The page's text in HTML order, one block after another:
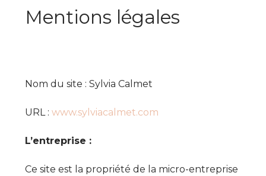
Mentions légales
Nom du site : Sylvia Calmet
URL : www.sylviacalmet.com
L’entreprise :
Ce site est la propriété de la micro-entreprise